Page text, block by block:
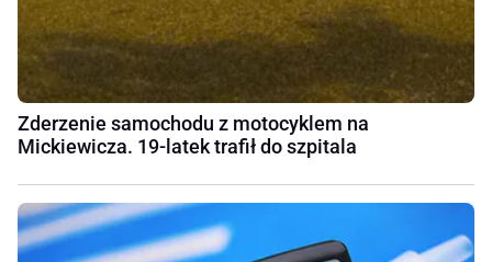
Zderzenie samochodu z motocyklem na
Mickiewicza. 19-latek trafił do szpitala